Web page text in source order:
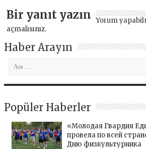
Bir yanıt yazın Yorum
açmalısınız.
Haber Arayın
Popüler Haberler
«Молодая Гвардия
провела по всей
Дню физкультурника